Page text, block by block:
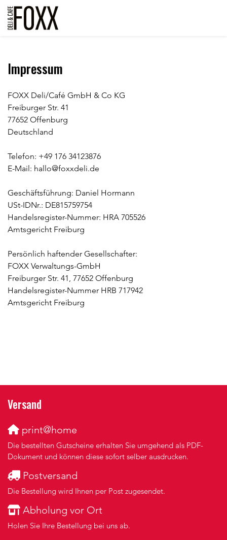
Impressum
FOXX Deli/Café GmbH & Co KG
Freiburger Str. 41
77652 Offenburg
Deutschland
Telefon: +49 176 34123876
E-Mail: hallo@foxxdeli.de
Geschäftsführung: Daniel Hormann
USt-IDNr.: DE815759754
Handelsregister-Nummer: HRA 705526
Amtsgericht Freiburg
Persönlich haftender Gesellschafter:
FOXX Verwaltungs-GmbH
Freiburger Str. 41, 77652 Offenburg
Handelsregister-Nummer HRB 717942
Amtsgericht Freiburg
Versand
print@home
Die bestellten Gutscheine erhalten Sie umgehend als PDF-
Dokument und können diese sofort selber ausdrucken.
Postversand
Die Bestellung wird Ihnen per Post zugesendet.
Abholung vor Ort
Holen Sie Ihre Bestellung bei uns ab.